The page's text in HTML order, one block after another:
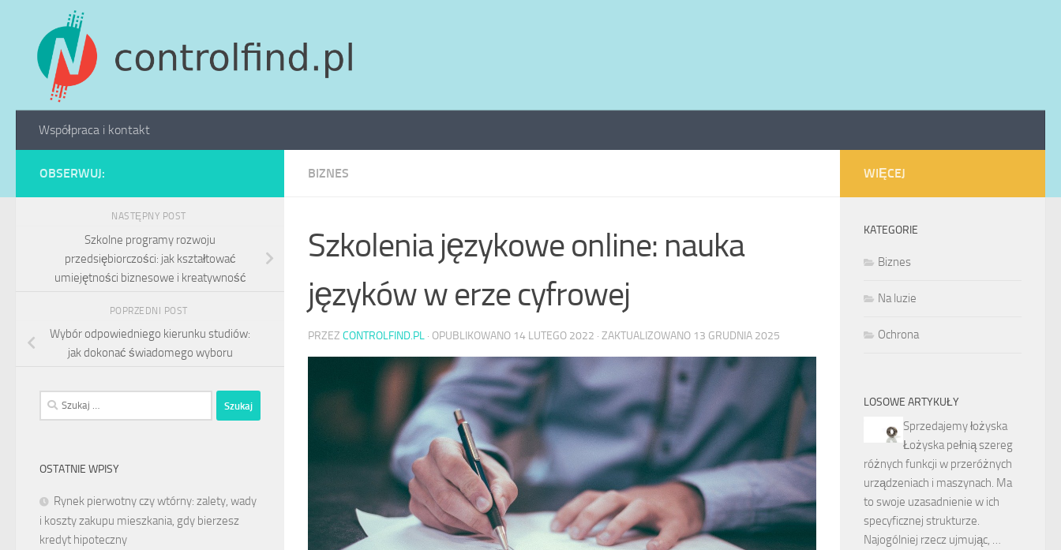
Skip to content
Współpraca i kontakt
BIZNES
Szkolenia językowe online: nauka
języków w erze cyfrowej
PRZEZ CONTROLFIND.PL · OPUBLIKOWANO 14 LUTEGO 2022 · ZAKTUALIZOWANO 13 GRUDNIA 2025
OBSERWUJ:
NASTĘPNY POST
Szkolne programy rozwoju
przedsiębiorczości: jak kształtować
umiejętności biznesowe i kreatywność
POPRZEDNI POST
Wybór odpowiedniego kierunku studiów:
jak dokonać świadomego wyboru
Szukaj:
OSTATNIE WPISY
Rynek pierwotny czy wtórny: zalety, wady
i koszty zakupu mieszkania, gdy bierzesz
kredyt hipoteczny
WIĘCEJ
KATEGORIE
Biznes
Na luzie
Ochrona
LOSOWE ARTYKUŁY
Sprzedajemy łożyska
Łożyska pełnią szereg
różnych funkcji w przeróżnych
urządzeniach i maszynach. Ma
to swoje uzasadnienie w ich
specyficznej strukturze.
Najogólniej rzecz ujmując, …